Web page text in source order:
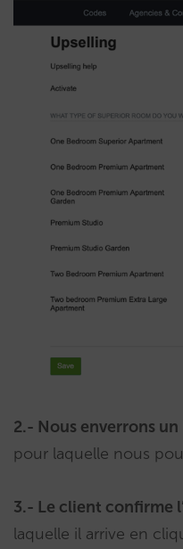
2.- Nous enverrons un
pour laquelle nous
3.- Le client confirme
laquelle il arrive en